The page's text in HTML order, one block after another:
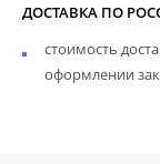
ДОСТАВКА ПО
стоимость
оформлении